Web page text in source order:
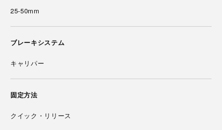
25-50mm
ブレーキシステム
キャリパー
固定方法
クイック・リリース